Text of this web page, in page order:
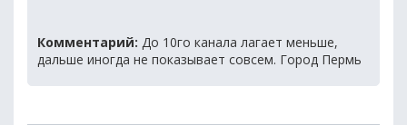
Комментарий: До 10го канала лагает меньше,
дальше иногда не показывает совсем. Город Пермь